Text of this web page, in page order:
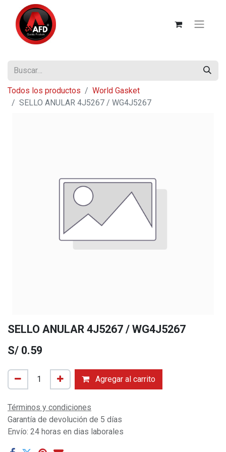
Todos los productos
World Gasket
SELLO ANULAR 4J5267 / WG4J5267
SELLO ANULAR 4J5267 / WG4J5267
S/ 0.59
Agregar al carrito
Términos y condiciones
Garantía de devolución de 5 días
Envío: 24 horas en dias laborales